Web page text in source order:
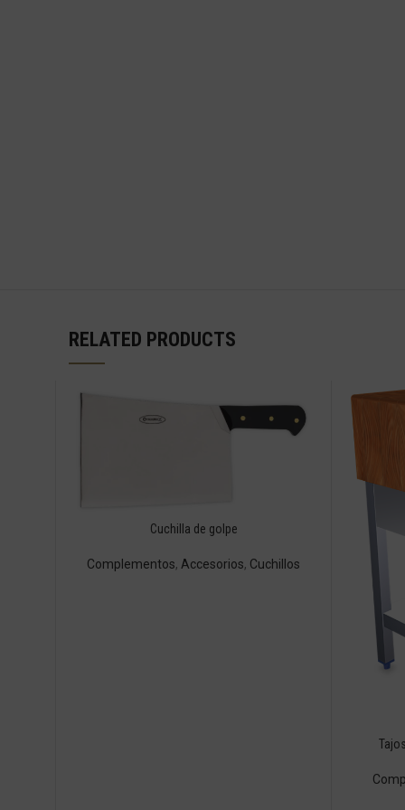
RELATED PRODUCTS
Cuchilla de golpe
Complementos, Accesorios, Cuchillos